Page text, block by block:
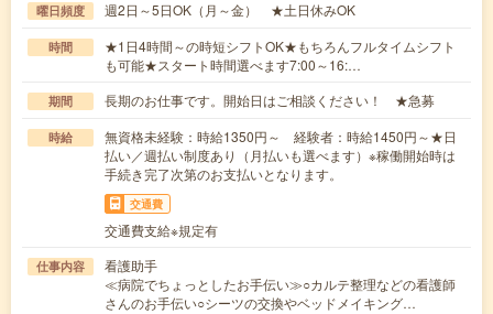
曜日頻度 週2日～5日OK（月～金） ★土日休みOK
時間
★1日4時間～の時短シフトOK★もちろんフルタイムシフト
も可能★スタート時間選べます7:00～16:…
期間 長期のお仕事です。開始日はご相談ください！ ★急募
時給
無資格未経験：時給1350円～ 経験者：時給1450円～★日
払い／週払い制度あり（月払いも選べます）※稼働開始時は
手続き完了次第のお支払いとなります。
交通費
交通費支給※規定有
仕事内容
看護助手
≪病院でちょっとしたお手伝い≫○カルテ整理などの看護師
さんのお手伝い○シーツの交換やベッドメイキング…